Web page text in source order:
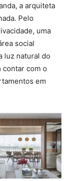
a arquiteta
Pelo
uma
social
luz natural do
contar com o
em